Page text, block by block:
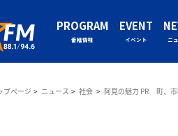
PROGRAM
番組情報
EVENT
イベント ニ
プページ ニュース 社会 阿見の魅力 PR 町、